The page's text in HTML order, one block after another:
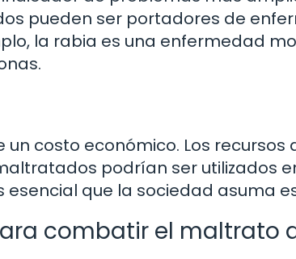
pueden ser portadores de
la rabia es una enfermedad
costo económico. Los recursos
podrían ser utilizados
esencial que la sociedad asuma
combatir el maltrato